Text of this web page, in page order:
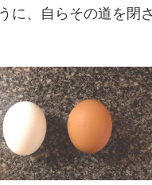
に、自らその道を閉